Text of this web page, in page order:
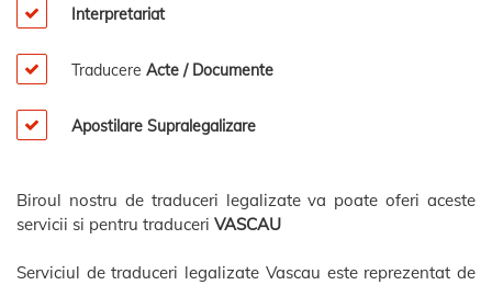
Interpretariat
Traducere Acte / Documente
Apostilare Supralegalizare
Biroul nostru de traduceri legalizate va poate oferi aceste
servicii si pentru traduceri VASCAU
Serviciul de traduceri legalizate Vascau este reprezentat de